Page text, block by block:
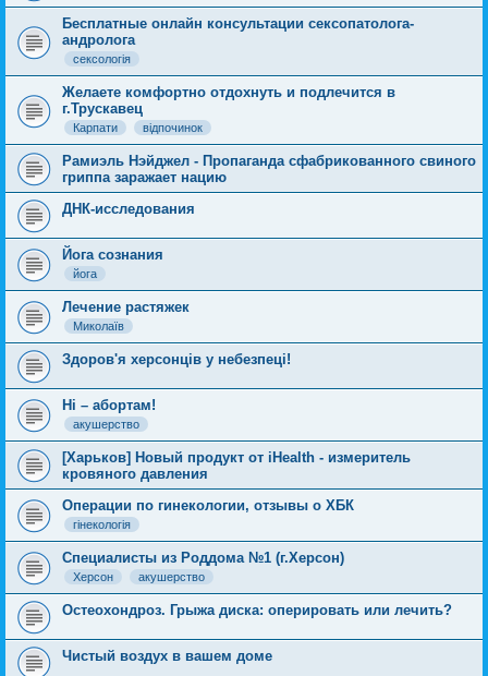
Бесплатные онлайн консультации сексопатолога-
андролога
сексологія
Желаете комфортно отдохнуть и подлечится в
г.Трускавец
Карпати відпочинок
Рамиэль Нэйджел - Пропаганда сфабрикованного свиного
гриппа заражает нацию
ДНК-исследования
Йога сознания
йога
Лечение растяжек
Миколаїв
Здоров'я херсонців у небезпеці!
Ні – абортам!
акушерство
[Харьков] Новый продукт от iHealth - измеритель
кровяного давления
Операции по гинекологии, отзывы о ХБК
гінекологія
Cпециалисты из Роддома №1 (г.Херсон)
Херсон акушерство
Остеохондроз. Грыжа диска: оперировать или лечить?
Чистый воздух в вашем доме